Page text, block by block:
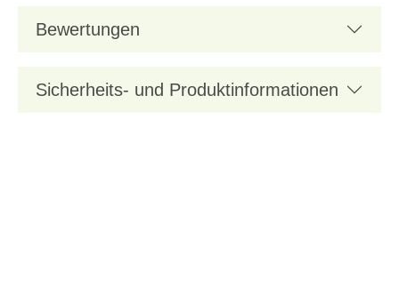
Bewertungen
Sicherheits- und Produktinformationen